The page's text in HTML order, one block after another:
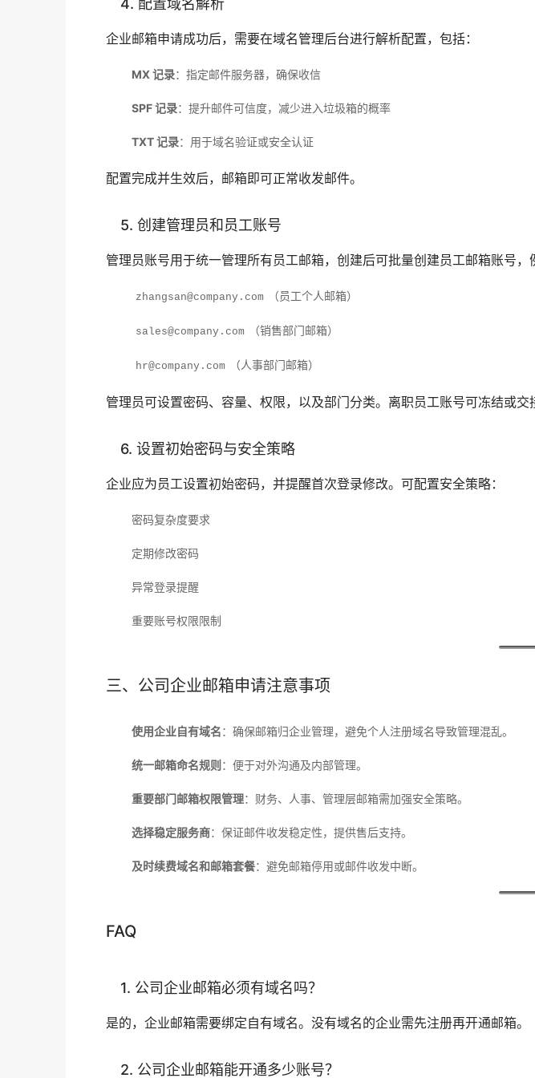
4. 配置域名解析
企业邮箱申请成功后，需要在域名管理后台进行解析配置，包括：
MX 记录：指定邮件服务器，确保收信
SPF 记录：提升邮件可信度，减少进入垃圾箱的概率
TXT 记录：用于域名验证或安全认证
配置完成并生效后，邮箱即可正常收发邮件。
5. 创建管理员和员工账号
管理员账号用于统一管理所有员工邮箱，创建后可批量创建员工邮箱账号，
zhangsan@company.com （员工个人邮箱）
sales@company.com （销售部门邮箱）
hr@company.com （人事部门邮箱）
管理员可设置密码、容量、权限，以及部门分类。离职员工账号可冻结或交
6. 设置初始密码与安全策略
企业应为员工设置初始密码，并提醒首次登录修改。可配置安全策略：
密码复杂度要求
定期修改密码
异常登录提醒
重要账号权限限制
三、公司企业邮箱申请注意事项
使用企业自有域名：确保邮箱归企业管理，避免个人注册域名导致管理混乱。
统一邮箱命名规则 ：便于对外沟通及内部管理。
重要部门邮箱权限管理：财务、人事、管理层邮箱需加强安全策略。
选择稳定服务商：保证邮件收发稳定性，提供售后支持。
及时续费域名和邮箱套餐：避免邮箱停用或邮件收发中断。
FAQ
1. 公司企业邮箱必须有域名吗？
是的，企业邮箱需要绑定自有域名。没有域名的企业需先注册再开通邮箱。
2. 公司企业邮箱能开通多少账号？